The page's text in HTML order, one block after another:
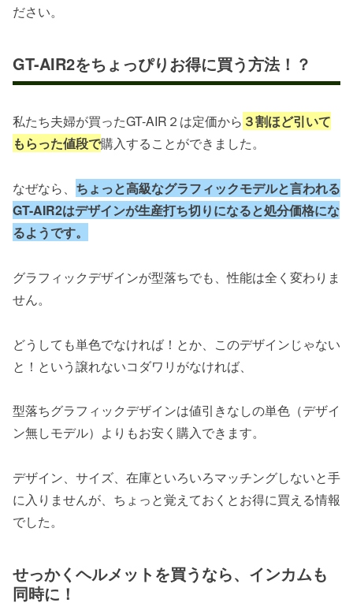
ださい。
GT-AIR2をちょっぴりお得に買う方法！？
私たち夫婦が買ったGT-AIR２は定価から ３割ほど引いて
もらった値段で購入することができました。
なぜなら、 ちょっと高級なグラフィックモデルと言われる
GT-AIR2はデザインが生産打ち切りになると処分価格にな
るようです。
グラフィックデザインが型落ちでも、性能は全く変わりま
せん。
どうしても単色でなければ！とか、このデザインじゃない
と！という譲れないコダワリがなければ、
型落ちグラフィックデザインは値引きなしの単色（デザイ
ン無しモデル）よりもお安く購入できます。
デザイン、サイズ、在庫といろいろマッチングしないと手
に入りませんが、ちょっと覚えておくとお得に買える情報
でした。
せっかくヘルメットを買うなら、インカムも
同時に！